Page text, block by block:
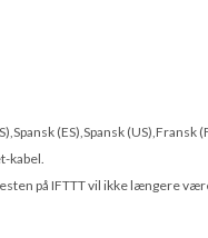
(ES),Spansk (US),Fransk
kabel.
på IFTTT vil ikke længere